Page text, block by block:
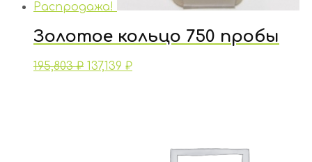
Распродажа!
Золотое кольцо 750 пробы
195,803₽ 137,139 ₽